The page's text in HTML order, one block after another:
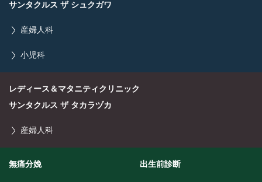
サンタクルス ザ シュクガワ
産婦人科
小児科
レディース＆マタニティクリニック
サンタクルス ザ タカラヅカ
産婦人科
無痛分娩 出生前診断